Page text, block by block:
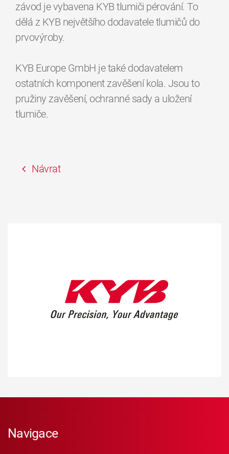
závod je vybavena KYB tlumiči pérování. To
dělá z KYB největšího dodavatele tlumičů do
prvovýroby.
KYB Europe GmbH je také dodavatelem
ostatních komponent zavěšení kola. Jsou to
pružiny zavěšení, ochranné sady a uložení
tlumiče.
Návrat
Navigace